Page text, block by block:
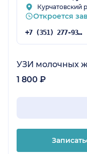
Курчатовский
Откроется
+7 (351) 277-93-29
УЗИ молочных
1 800 ₽